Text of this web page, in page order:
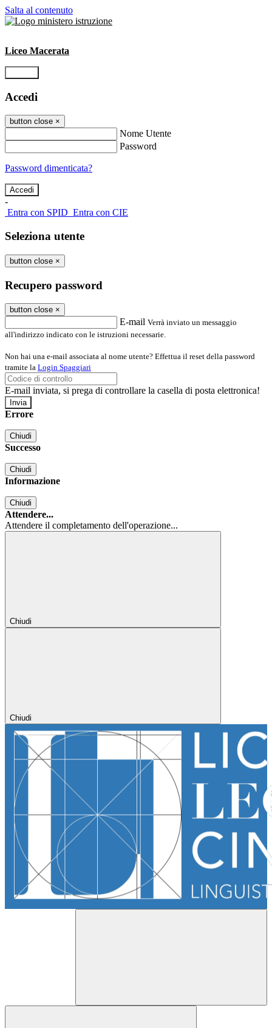
Salta al contenuto
Liceo Macerata
Accedi
button close ×
Nome Utente
Password
Password dimenticata?
-
Entra con SPID Entra con CIE
Seleziona utente
button close ×
Recupero password
button close ×
E-mail Verrà inviato un messaggio
all'indirizzo indicato con le istruzioni necessarie.
Non hai una e-mail associata al nome utente? Effettua il reset della password
tramite la Login Spaggiari
E-mail inviata, si prega di controllare la casella di posta elettronica!
Errore
Chiudi
Successo
Chiudi
Informazione
Chiudi
Attendere...
Attendere il completamento dell'operazione...
Chiudi
Chiudi